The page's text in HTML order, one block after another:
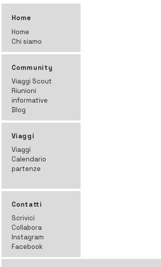
Home
Home
Chi siamo
Community
Viaggi Scout
Riunioni
informative
Blog
Viaggi
Viaggi
Calendario
partenze
Contatti
Scrivici
Collabora
Instagram
Facebook